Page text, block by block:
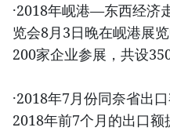
·2018年岘港—东西经济
览会8月3日晚在岘港展
200家企业参展，共设
·2018年7月份同奈省出
2018年前7个月的出口